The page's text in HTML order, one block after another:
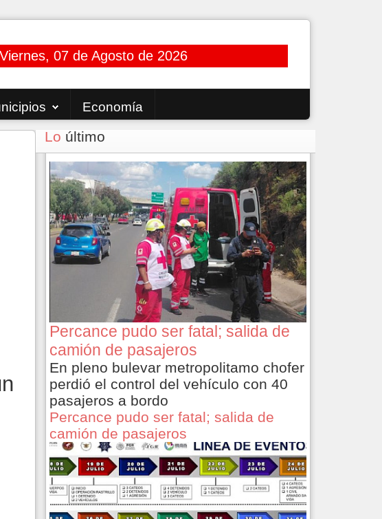
Viernes, 07 de Agosto de 2026
Economía
Lo último
Percance pudo ser fatal; salida de
camión de pasajeros
En pleno bulevar metropolitamo chofer
perdió el control del vehículo con 40
pasajeros a bordo
Percance pudo ser fatal; salida de
camión de pasajeros